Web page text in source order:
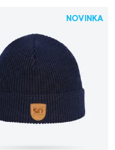
NOVINKA